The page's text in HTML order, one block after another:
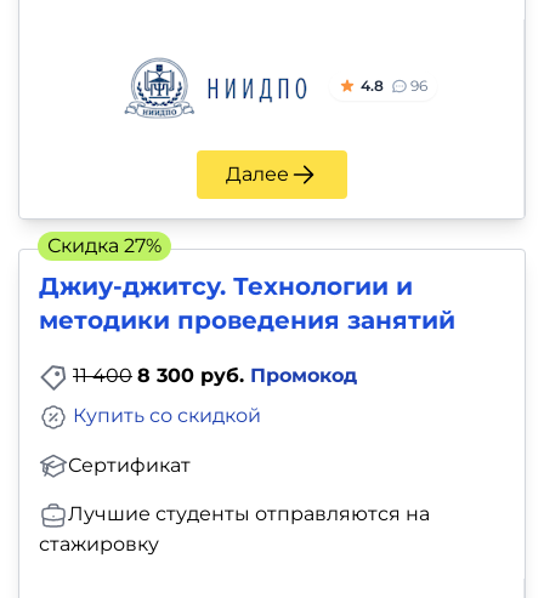
4.8 96
Далее
Джиу-джитсу. Технологии и
методики проведения занятий
11 400 8 300 руб. Промокод
Сертификат
Купить со скидкой
Лучшие студенты отправляются на
стажировку
Скидка 27%